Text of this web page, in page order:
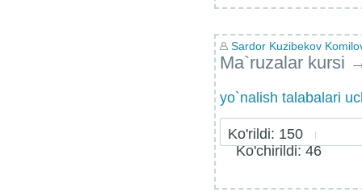
Sardor Kuzibekov
Ma`ruzalar kursi
yo`nalish talabalari
Ko'rildi: 150
Ko'chirildi: 46